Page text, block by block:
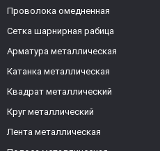
Проволока омедненная
Сетка шарнирная рабица
Арматура металлическая
Катанка металлическая
Квадрат металлический
Круг металлический
Лента металлическая